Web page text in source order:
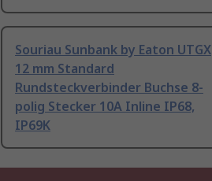
Souriau Sunbank by Eaton UTGX
12 mm Standard
Rundsteckverbinder Buchse 8-
polig Stecker 10A Inline IP68,
IP69K